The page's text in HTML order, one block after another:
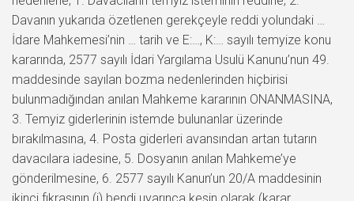
Davanın yukarıda özetlenen gerekçeyle reddi yolundaki …
İdare Mahkemesi’nin … tarih ve E:…, K:… sayılı temyize konu
kararında, 2577 sayılı İdari Yargılama Usulü Kanunu’nun 49.
maddesinde sayılan bozma nedenlerinden hiçbirisi
bulunmadığından anılan Mahkeme kararının ONANMASINA,
3. Temyiz giderlerinin istemde bulunanlar üzerinde
bırakılmasına, 4. Posta giderleri avansından artan tutarın
davacılara iadesine, 5. Dosyanın anılan Mahkeme’ye
gönderilmesine, 6. 2577 sayılı Kanun’un 20/A maddesinin